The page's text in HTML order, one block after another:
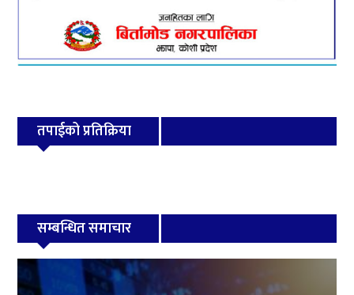
तपाईको प्रतिक्रिया
सम्बन्धित समाचार